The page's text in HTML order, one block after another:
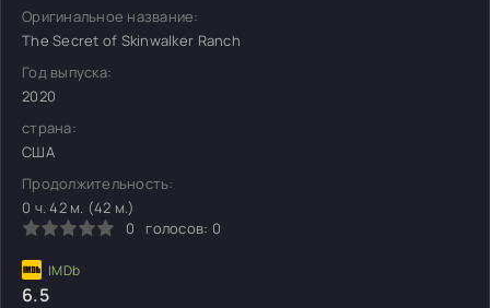
Оригинальное название:
The Secret of Skinwalker Ranch
Год выпуска:
2020
страна:
США
Продолжительность:
0 ч. 42 м. (42 м.)
0
голосов: 0
6.5